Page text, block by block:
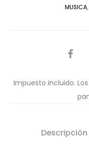
MUSICA,
Impuesto incluido.
Descripción